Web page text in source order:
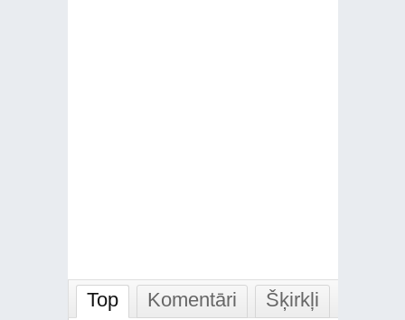
Top Komentāri Šķirkļi